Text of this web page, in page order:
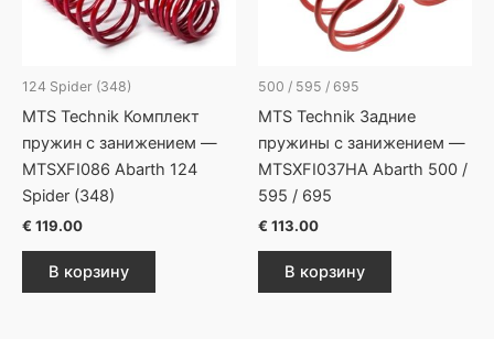
124 Spider (348)
MTS Technik Комплект
пружин с занижением —
MTSXFI086 Abarth 124
Spider (348)
€ 119.00
В корзину
500 / 595 / 695
MTS Technik Задние
пружины с занижением —
MTSXFI037HA Abarth 500 /
595 / 695
€ 113.00
В корзину